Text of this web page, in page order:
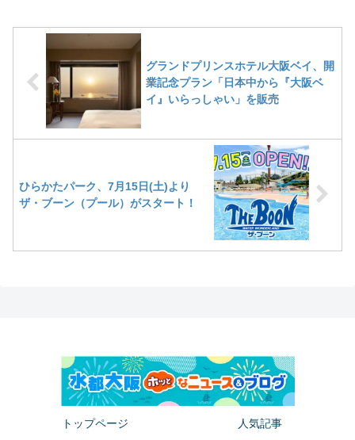
グランドプリンスホテル大阪ベイ、開
業記念プラン「日本中から『大阪ベ
イ』いらっしゃい」を販売
ひらかたパーク、7月15日(土)より
ザ・ブーン（プール）がスタート！
トップページ
人気記事